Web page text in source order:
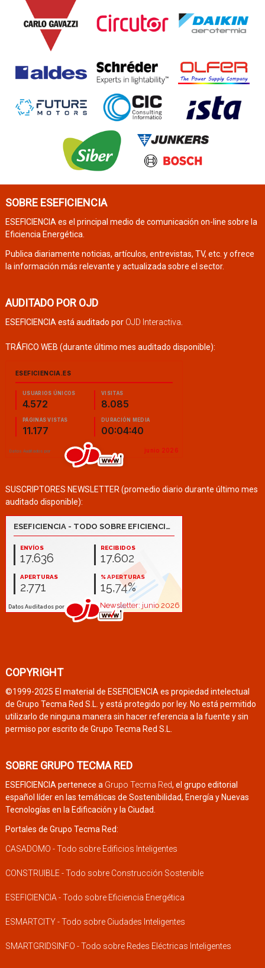
SOBRE ESEFICIENCIA
ESEFICIENCIA es el principal medio de comunicación on-line sobre la
Eficiencia Energética.
Publica diariamente noticias, artículos, entrevistas, TV, etc. y ofrece
la información más relevante y actualizada sobre el sector.
AUDITADO POR OJD
ESEFICIENCIA está auditado por OJD Interactiva.
TRÁFICO WEB (durante último mes auditado disponible):
SUSCRIPTORES NEWSLETTER (promedio diario durante último mes
auditado disponible):
COPYRIGHT
©1999-2025 El material de ESEFICIENCIA es propiedad intelectual
de Grupo Tecma Red S.L. y está protegido por ley. No está permitido
utilizarlo de ninguna manera sin hacer referencia a la fuente y sin
permiso por escrito de Grupo Tecma Red S.L.
SOBRE GRUPO TECMA RED
ESEFICIENCIA pertenece a Grupo Tecma Red, el grupo editorial
español líder en las temáticas de Sostenibilidad, Energía y Nuevas
Tecnologías en la Edificación y la Ciudad.
Portales de Grupo Tecma Red:
CASADOMO - Todo sobre Edificios Inteligentes
CONSTRUIBLE - Todo sobre Construcción Sostenible
ESEFICIENCIA - Todo sobre Eficiencia Energética
ESMARTCITY - Todo sobre Ciudades Inteligentes
SMARTGRIDSINFO - Todo sobre Redes Eléctricas Inteligentes